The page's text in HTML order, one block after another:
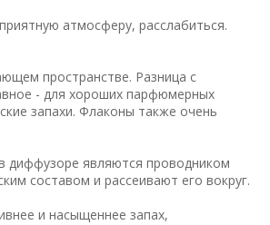
атмосферу, расслабиться.
пространстве. Разница с
- для хороших парфюмерных
запахи. Флаконы также очень
диффузоре являются проводником
составом и рассеивают его вокруг.
и насыщеннее запах,